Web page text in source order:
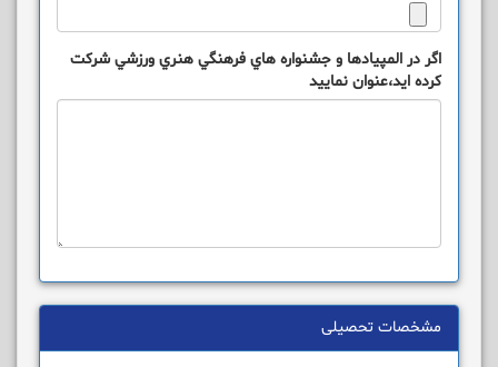
اگر در المپيادها و جشنواره هاي فرهنگي هنري ورزشي شرکت
کرده ايد،عنوان نماييد
مشخصات تحصیلی